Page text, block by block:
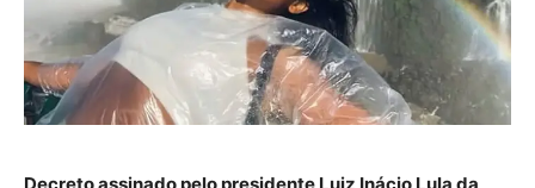
Decreto assinado pelo presidente Luiz Inácio Lula da